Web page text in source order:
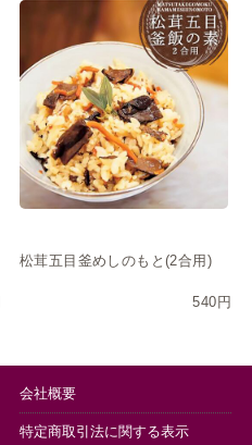
松茸五目釜めしのもと(2合用)
540円
会社概要
特定商取引法に関する表示